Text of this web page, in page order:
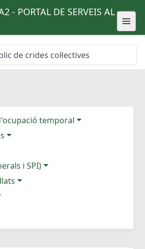
- PORTAL DE SERVEIS AL
de crides col·lectives
temporal
i SPI)